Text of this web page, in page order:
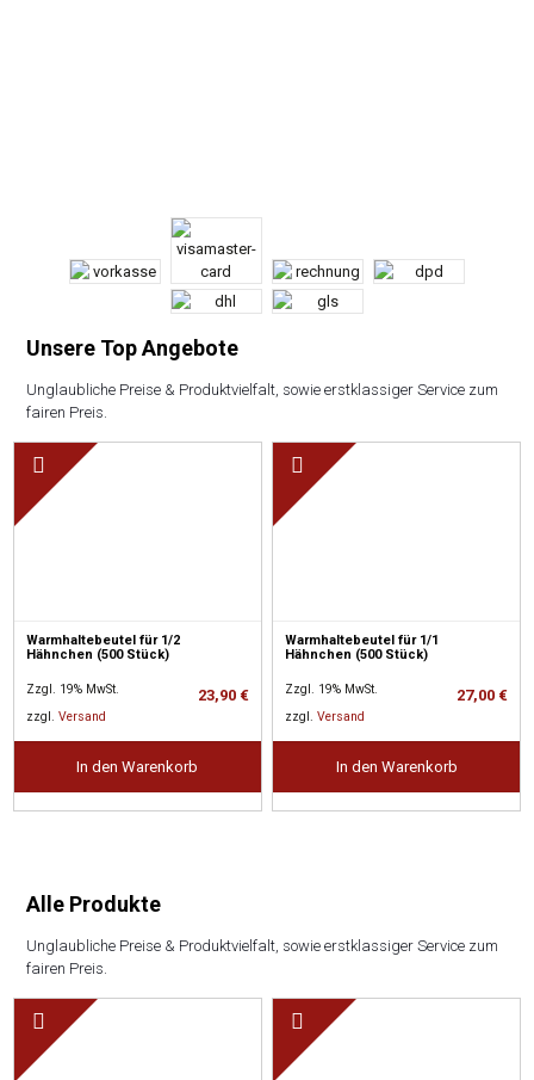
Unsere Top Angebote
Unglaubliche Preise & Produktvielfalt, sowie erstklassiger Service zum
fairen Preis.
Warmhaltebeutel für 1/2
Hähnchen (500 Stück)
23,90 €
Zzgl. 19% MwSt.
zzgl.Versand
In den Warenkorb
Warmhaltebeutel für 1/1
Hähnchen (500 Stück)
27,00 €
Zzgl. 19% MwSt.
zzgl.Versand
In den Warenkorb
Alle Produkte
Unglaubliche Preise & Produktvielfalt, sowie erstklassiger Service zum
fairen Preis.